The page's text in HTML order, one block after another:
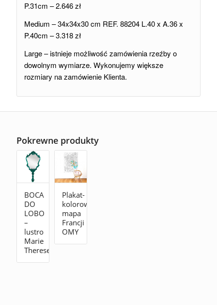
P.31cm – 2.646 zł
Medium – 34x34x30 cm REF. 88204 L.40 x A.36 x
P.40cm – 3.318 zł
Large – istnieje możliwość zamówienia rzeźby o
dowolnym wymiarze. Wykonujemy większe
rozmiary na zamówienie Klienta.
Pokrewne produkty
BOCA
DO
LOBO
–
lustro
Marie
Therese
Plakat-
kolorowanka
mapa
Francji
OMY